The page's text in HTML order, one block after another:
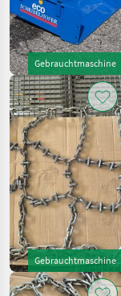
Gebrauchtmaschine
Gebrauchtmaschine